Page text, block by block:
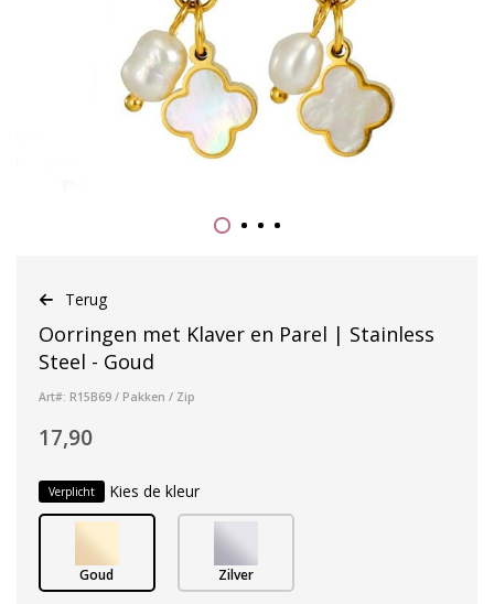
Terug
Oorringen met Klaver en Parel | Stainless
Steel - Goud
Art#: R15B69 / Pakken / Zip
17,90
Verplicht Kies de kleur
Goud Zilver